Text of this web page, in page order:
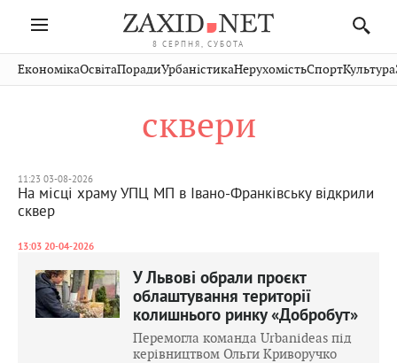
8 СЕРПНЯ, СУБОТА
Івано-
Франківськ
РівнеСтрий
Хмельницький
Публікації
Авто СловкоКультура
Кіно Дім
ЕкономікаОсвітаПорадиУрбаністикаНерухомістьСпортКультура
сквери
11:23 03-08-2026
На місці храму УПЦ МП в Івано-Франківську відкрили
сквер
13:03 20-04-2026
У Львові обрали проєкт
облаштування території
колишнього ринку «Добробут»
Перемогла команда Urbanideas під
керівництвом Ольги Криворучко